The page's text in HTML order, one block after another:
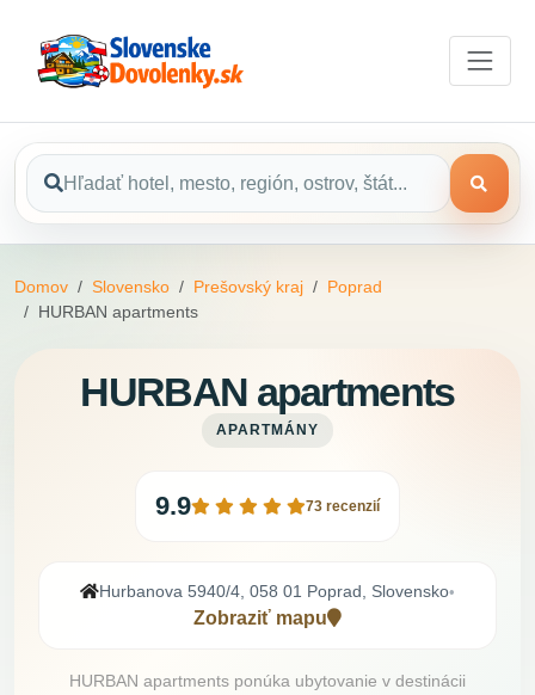
Domov Slovensko Prešovský kraj
Poprad
HURBAN apartments
HURBAN apartments
APARTMÁNY
9.9 73 recenzií
Hurbanova 5940/4, 058 01 Poprad, Slovensko•
Zobraziť mapu
HURBAN apartments ponúka ubytovanie v destinácii